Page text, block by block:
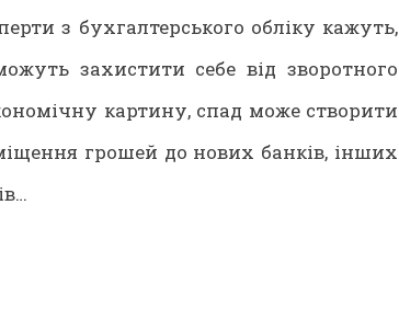
з бухгалтерського обліку кажуть,
захистити себе від зворотного
картину, спад може створити
грошей до нових банків, інших